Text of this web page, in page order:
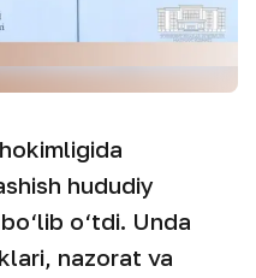
hududiy
o‘tdi. Unda
nazorat va